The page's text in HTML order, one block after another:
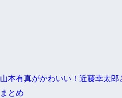
山本有真がかわいい！近藤幸太
まとめ